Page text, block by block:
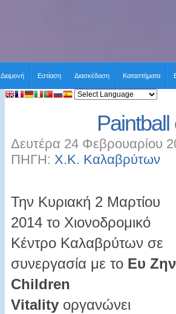
Διαμονή Εστίαση Διασκέδαση Καταστήματα
Δευτέρα 24 Φεβρουαρίου
ΠΗΓΗ: Χ.Κ. Καλαβρύτων
Την Κυριακή 2 Μαρτίου
2014 το Χιονοδρομικό
Κέντρο Καλαβρύτων σε
συνεργασία με το Ευ Ζην
Children
Vitality οργανώνει